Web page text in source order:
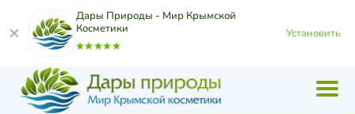
Дары Природы - Мир Крымской
Косметики
Установить